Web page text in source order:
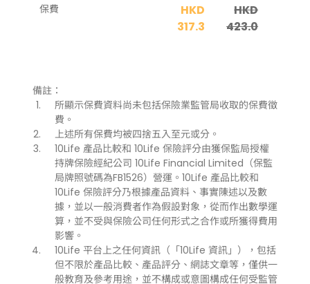
保費
HKD
317.3
HKD
423.0
備註：
所顯示保費資料尚未包括保險業監管局收取的保費徵
費。
上述所有保費均被四捨五入至元或分。
10Life 產品比較和 10Life 保險評分由獲保監局授權
持牌保險經紀公司 10Life Financial Limited（保監
局牌照號碼為FB1526）營運。10Life 產品比較和
10Life 保險評分乃根據產品資料、事實陳述以及數
據，並以一般消費者作為假設對象，從而作出數學運
算，並不受與保險公司任何形式之合作或所獲得費用
影響。
10Life 平台上之任何資訊（「10Life 資訊」），包括
但不限於產品比較、產品評分、網誌文章等，僅供一
般教育及參考用途，並不構成或意圖構成任何受監管